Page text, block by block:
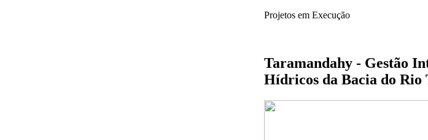
Projetos em Execução
Taramandahy - Gestão
Hídricos da Bacia do Rio